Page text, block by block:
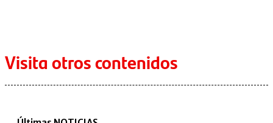
Visita otros contenidos